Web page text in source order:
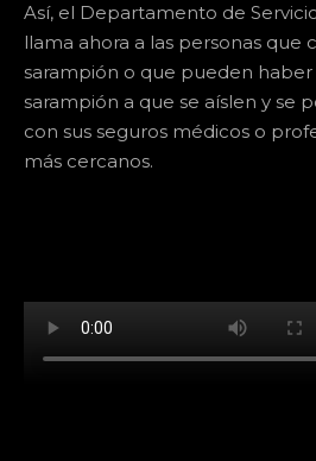
Así, el Departamento de
llama ahora a las personas que
sarampión o que pueden
sarampión a que se aíslen y se
con sus seguros médicos o
más cercanos.